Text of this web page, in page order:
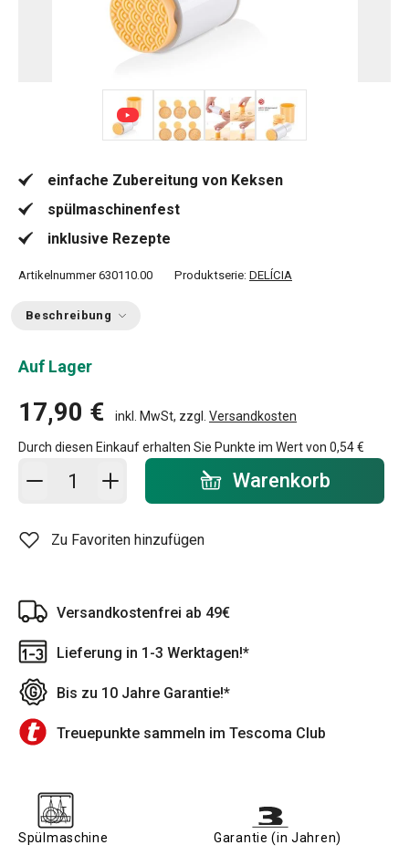
einfache Zubereitung von Keksen
spülmaschinenfest
inklusive Rezepte
Artikelnummer 630110.00 Produktserie: DELÍCIA
Beschreibung
Auf Lager
17,90 € inkl. MwSt, zzgl. Versandkosten
Durch diesen Einkauf erhalten Sie Punkte im Wert von 0,54 €
In den Warenkorb - Menge Warenkorb
Zu Favoriten hinzufügen
Versandkostenfrei ab 49€
Lieferung in 1-3 Werktagen!*
Bis zu 10 Jahre Garantie!*
Treuepunkte sammeln im Tescoma Club
Spülmaschine Garantie (in Jahren)